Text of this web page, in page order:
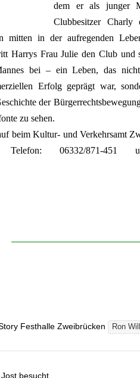
dem er als junger
Clubbesitzer Charly
mitten in der aufregenden
Harrys Frau Julie den Club und
bei – ein Leben, das
Erfolg geprägt war,
der
zu sehen.
beim Kultur- und Verkehrsamt
Telefon: 06332/871-
Festhalle Zweibrücken Ron
besucht